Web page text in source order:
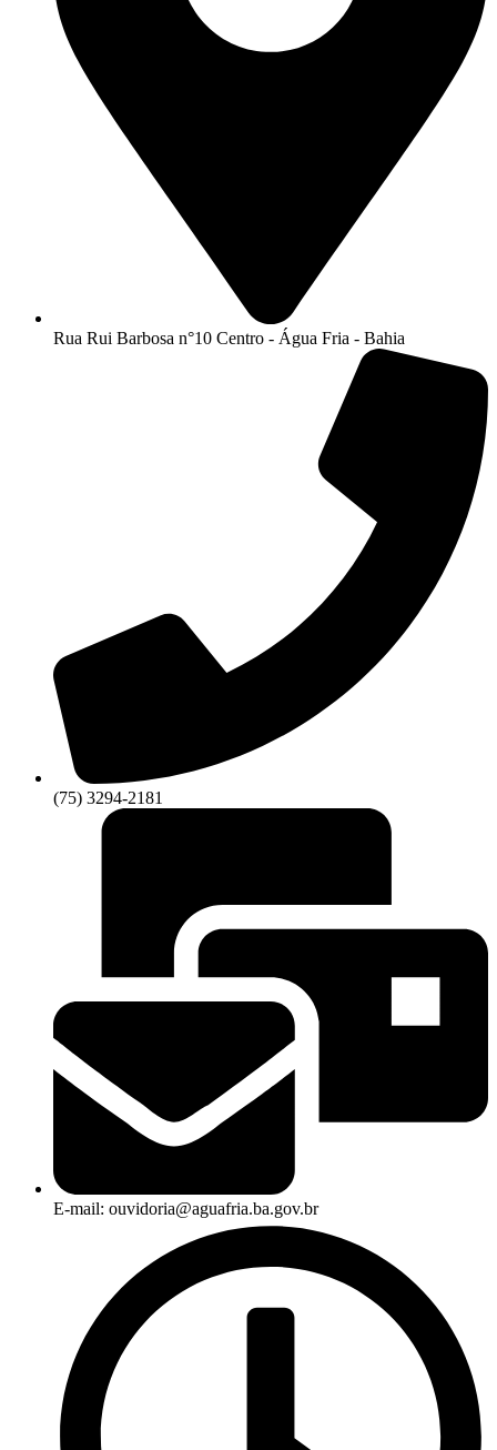
Rua Rui Barbosa n°10 Centro - Água Fria - Bahia
(75) 3294-2181
E-mail: ouvidoria@aguafria.ba.gov.br